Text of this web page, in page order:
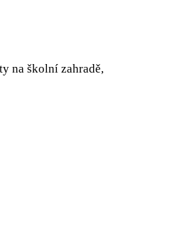
na školní zahradě,